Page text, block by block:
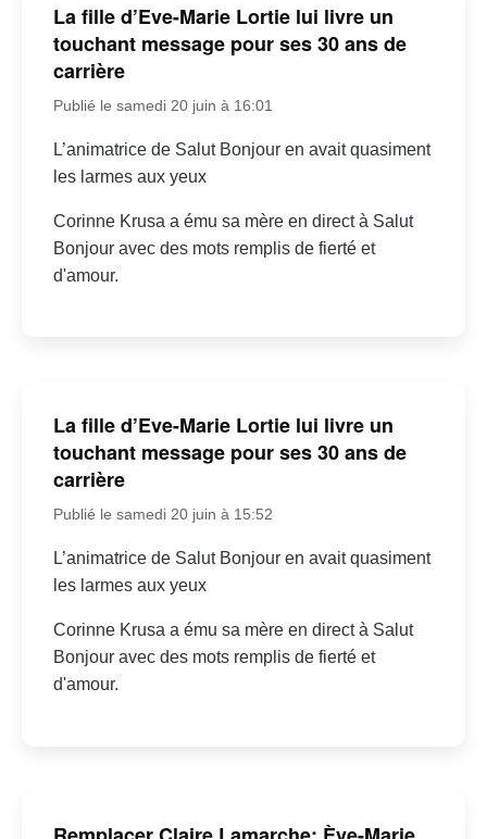
La fille d’Eve-Marie Lortie lui livre un
touchant message pour ses 30 ans de
carrière
Publié le samedi 20 juin à 16:01
L’animatrice de Salut Bonjour en avait quasiment
les larmes aux yeux
Corinne Krusa a ému sa mère en direct à Salut
Bonjour avec des mots remplis de fierté et
d'amour.
La fille d’Eve-Marie Lortie lui livre un
touchant message pour ses 30 ans de
carrière
Publié le samedi 20 juin à 15:52
L’animatrice de Salut Bonjour en avait quasiment
les larmes aux yeux
Corinne Krusa a ému sa mère en direct à Salut
Bonjour avec des mots remplis de fierté et
d'amour.